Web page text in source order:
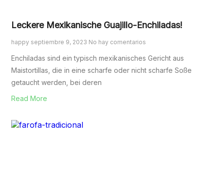
Leckere Mexikanische Guajillo-Enchiladas!
happy septiembre 9, 2023 No hay comentarios
Enchiladas sind ein typisch mexikanisches Gericht aus
Maistortillas, die in eine scharfe oder nicht scharfe Soße
getaucht werden, bei deren
Read More